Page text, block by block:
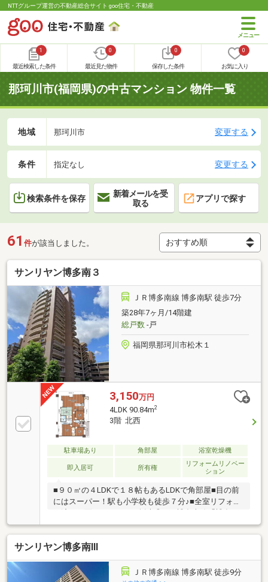
NTTグループ運営の不動産総合サイト goo住宅・不動産
1
最近検索した条件
0
最近見た物件
0
保存した条件
0
お気に入り
那珂川市(福岡県)の中古マンション 物件一覧
地域 那珂川市 変更する
条件 指定なし 変更する
検索条件を保存
新着メールを受
取る
アプリで探す
61 件が該当しました。
サンリヤン博多南３
ＪＲ博多南線 博多南駅 徒歩7分
築28年7ヶ月/14階建
総戸数-戸
福岡県那珂川市松木１
3,150万円
4LDK 90.84m2
3階 北西
駐車場あり 角部屋 浴室乾燥機
即入居可 所有権
リフォームリノベー
ション
■９０㎡の４LDKで１８帖もあるLDKで角部屋■目の前
にはスーパー！駅も小学校も徒歩７分♪■全室リフォー
南」駅 徒歩で【７分】●天神まで車で【２０分】博
多まで車で【１６分】●スーパー【ハローデイ 那珂川
店】徒歩【１分】●【安徳小学校】 【那珂川南中学
校】●管理費【７９２０円】修繕費【７２７０円】●借
入金額【３１５０万円】金利【０．９７５％】返済期
サンリヤン博多南Ⅲ
ＪＲ博多南線 博多南駅 徒歩9分